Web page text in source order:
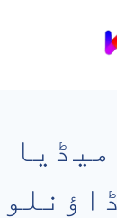
میڈیا